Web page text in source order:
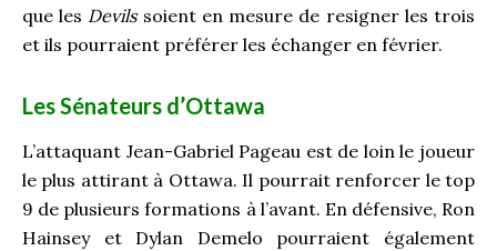
que les Devilssoient en mesure de resigner les trois
et ils pourraient préférer les échanger en février.
Les Sénateurs d’Ottawa
L’attaquant Jean-Gabriel Pageau est de loin le joueur
le plus attirant à Ottawa. Il pourrait renforcer le top
9 de plusieurs formations à l’avant. En défensive, Ron
Hainsey et Dylan Demelo pourraient également